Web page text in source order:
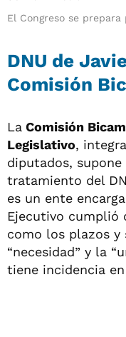
El Congreso se
DNU de
Comisión
La Comisión
Legislativo,
diputados,
tratamiento del
es un ente
Ejecutivo cumplió
como los plazos
“necesidad” y la
tiene incidencia